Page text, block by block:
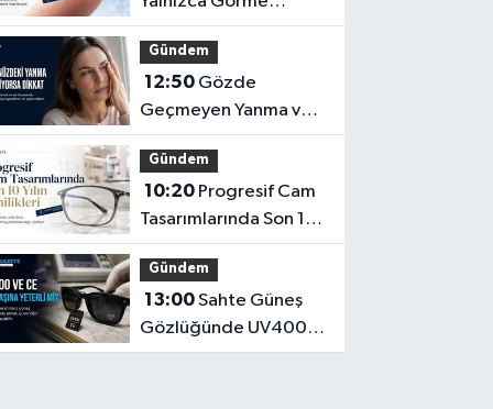
Düzeltme Aracı
Olmayabilir
Gündem
12:50
Geçmeyen Yanma ve
Işık Hassasiyeti Hafife
Alınmamalı
Gündem
10:20
Tasarımlarında Son 10
Yılın Yenilikleri
Gündem
13:00Sahte Güneş
Gözlüğünde UV400
ve CE İbaresi Tek